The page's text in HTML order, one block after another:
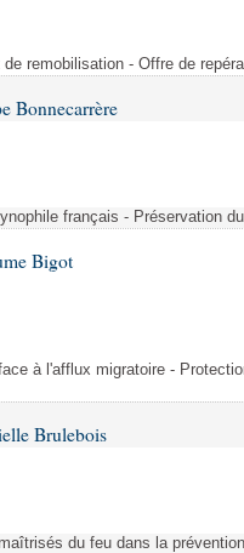
remobilisation - Offre de
Bonnecarrère
français - Préservation
Bigot
à l'afflux migratoire -
Brulebois
du feu dans la